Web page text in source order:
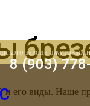
завода джутовых
8 (903)
его виды. Наше